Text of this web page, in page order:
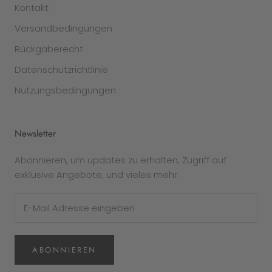
Kontakt
Versandbedingungen
Rückgaberecht
Datenschutzrichtlinie
Nutzungsbedingungen
Newsletter
Abonnieren, um updates zu erhalten, Zugriff auf
exklusive Angebote, und vieles mehr.
ABONNIEREN